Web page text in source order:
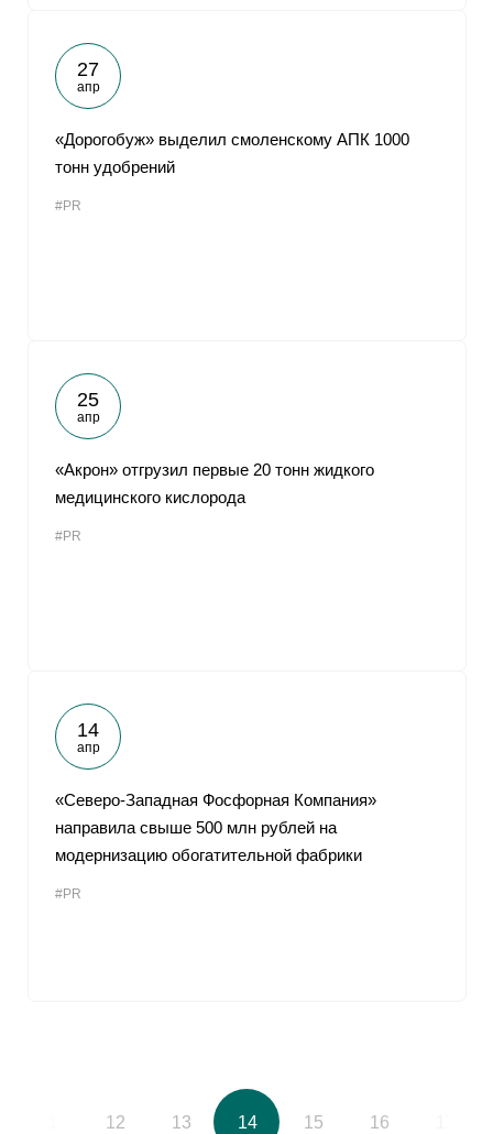
27
апр
«Дорогобуж» выделил смоленскому АПК 1000
тонн удобрений
#PR
25
апр
«Акрон» отгрузил первые 20 тонн жидкого
медицинского кислорода
#PR
14
апр
«Северо-Западная Фосфорная Компания»
направила свыше 500 млн рублей на
модернизацию обогатительной фабрики
#PR
12 13 14 15 16